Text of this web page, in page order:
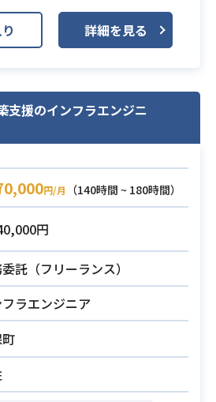
フローシステムの改修プロジ
において、
発からテスト、リリース準
リファクタリングまで一貫し
細は面談時にお伝えいたしま
を用いた開発経験
を用いた開発経験
の実務経験
の実務経験
を用いた実務経験
の実務経験
の使用経験
詳細を見る
支援のインフラエンジニ
円/月
（140時間 ~ 180時間）
円
託（フリーランス）
ラエンジニア